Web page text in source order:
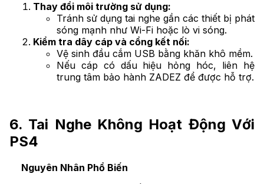
Thay đổi môi trường sử dụng:
Tránh sử dụng tai nghe gần các thiết bị phát
sóng mạnh như Wi-Fi hoặc lò vi sóng.
Kiểm tra dây cáp và cổng kết nối:
Vệ sinh đầu cắm USB bằng khăn khô mềm.
Nếu cáp có dấu hiệu hỏng hóc, liên hệ
trung tâm bảo hành ZADEZ để được hỗ trợ.
6. Tai Nghe Không Hoạt Động Với
PS4
Nguyên Nhân Phổ Biến